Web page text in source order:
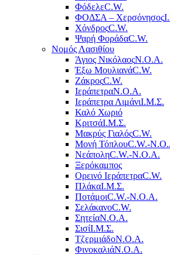
ΦόδελεC.W.
ΦΟΔΣΑ – Χερσόνησος
ΧόνδροςC.W.
Ψαρή ΦοράδαC.W.
Νομός Λασιθίου
Άγιος ΝικόλαοςΝ.Ο.Α.
Έξω ΜουλιανάC.W.
ΖάκροςC.W.
ΙεράπετραΝ.Ο.Α.
Ιεράπετρα ΛιμάνιΙ.Μ.Σ.
Καλό Χωριό
ΚριτσάΙ.Μ.Σ.
Μακρύς ΓιαλόςC.W.
Μονή ΤόπλουC.W.-
ΝεάποληC.W.-Ν.Ο.Α.
Ξερόκαμπος
Ορεινό ΙεράπετραC.W.
ΠλάκαΙ.Μ.Σ.
ΠοτάμοιC.W.-Ν.Ο.Α.
ΣελάκανοC.W.
ΣητείαΝ.Ο.Α.
ΣισίΙ.Μ.Σ.
ΤζερμιάδοΝ.Ο.Α.
ΦινοκαλιάΝ.Ο.Α.